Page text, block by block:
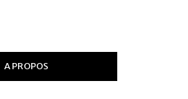
A PROPOS